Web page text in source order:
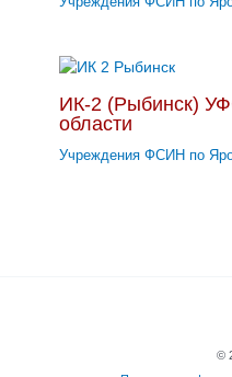
ИК-2 (Рыбинск)
области
Учреждения ФСИН по
©